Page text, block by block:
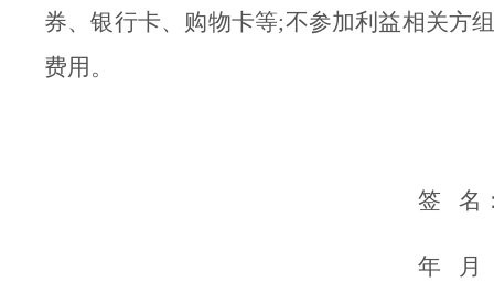
券、银行卡、购物卡等;不参加利益相关方
费用。
签 名
年 月